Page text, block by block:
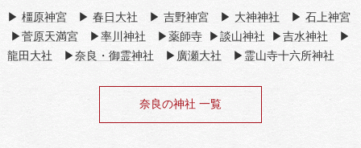
▶ 橿原神宮▶ 春日大社 ▶ 吉野神宮▶ 大神神社 ▶ 石上神宮
▶ 菅原天満宮▶ 率川神社 ▶ 薬師寺▶ 談山神社 ▶ 吉水神社 ▶
龍田大社 ▶ 奈良・御霊神社 ▶ 廣瀬大社 ▶霊山寺十六所神社
奈良の神社 一覧